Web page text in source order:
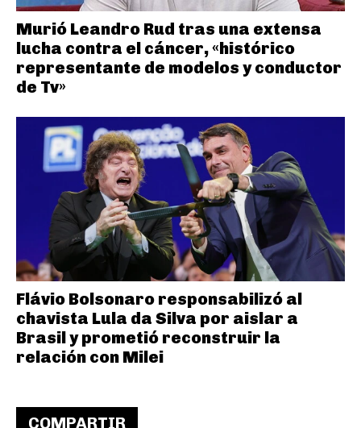
COMPARTIR
Murió Leandro Rud tras una extensa
lucha contra el cáncer, «histórico
representante de modelos y conductor
de Tv»
Flávio Bolsonaro responsabilizó al
chavista Lula da Silva por aislar a
Brasil y prometió reconstruir la
relación con Milei